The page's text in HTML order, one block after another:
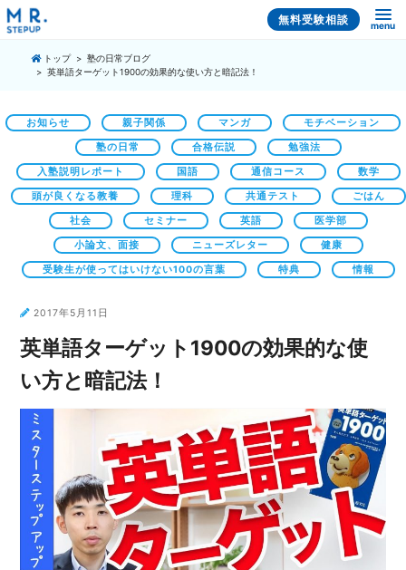
無料受験相談 menu
トップ
塾の日常ブログ
英単語ターゲット1900の効果的な使い方と暗記法！
お知らせ 親子関係 マンガ モチベーション
塾の日常 合格伝説 勉強法
入塾説明レポート 国語 通信コース 数学
頭が良くなる教養 理科 共通テスト ごはん
社会 セミナー 英語 医学部
小論文、面接 ニューズレター 健康
受験生が使ってはいけない100の言葉 特典 情報
2017年5月11日
英単語ターゲット1900の効果的な使
い方と暗記法！